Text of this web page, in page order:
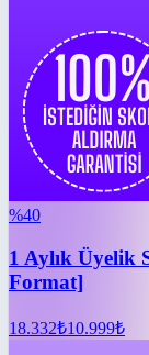
%40
1 Aylık Üyelik
Format]
18.332₺10.999₺